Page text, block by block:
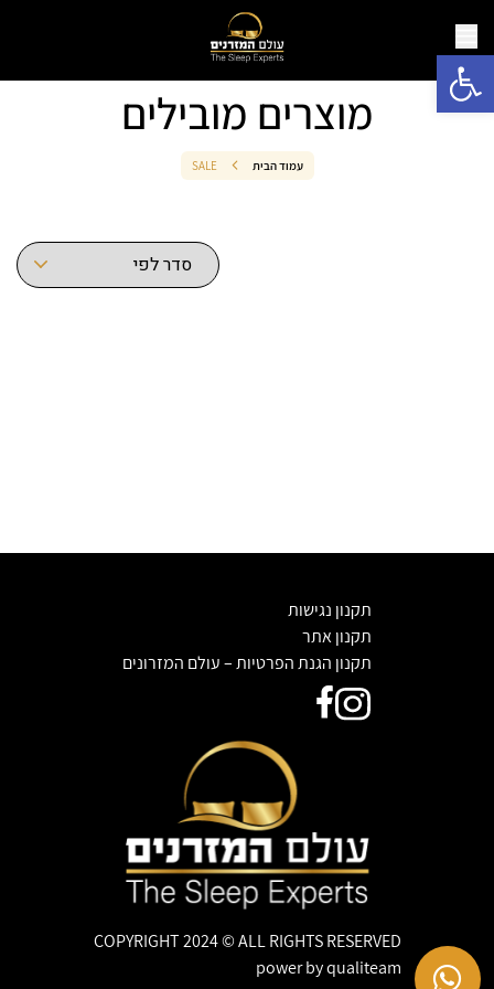
פתח סרגל נגישות
מוצרים מובילים
עמוד הבית SALE
תקנון נגישות
תקנון אתר
תקנון הגנת הפרטיות – עולם המזרונים
COPYRIGHT 2024 © ALL RIGHTS RESERVED
power byqualiteam